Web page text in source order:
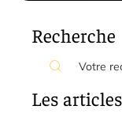
Recherche
Les